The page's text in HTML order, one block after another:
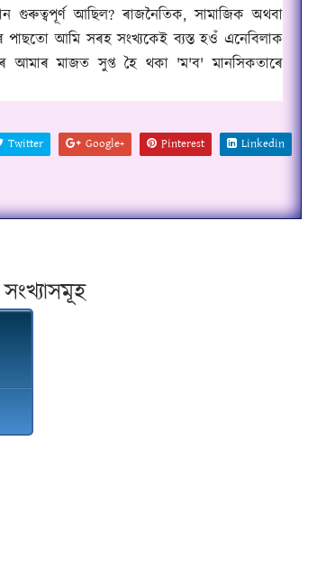
গুৰুত্বপূৰ্ণ আছিল?ৰাজনৈতিক,সামাজিক অথবা
আমি সৰহ সংখ্যকেই ব্যস্ত হওঁ এনেবিলাক
আমাৰ মাজত সুপ্ত হৈ থকা 'ম'ব'মানসিকতাৰে
Twitter Google+ Pinterest Linkedin